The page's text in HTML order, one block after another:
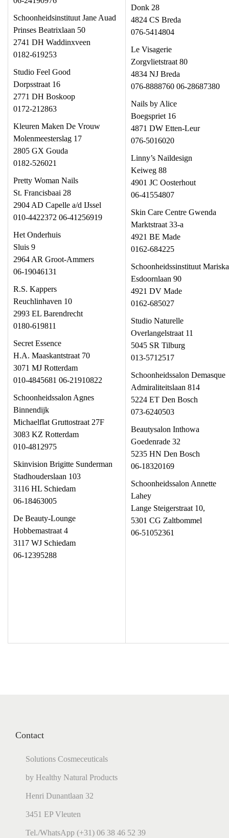
Schoonheidsinstituut Jane Auad
Prinses Beatrixlaan 50
2741 DH Waddinxveen
0182-619253
Studio Feel Good
Dorpsstraat 16
2771 DH Boskoop
0172-212863
Kleuren Maken De Vrouw
Molenmeesterslag 17
2805 GX Gouda
0182-526021
Pretty Woman Nails
St. Francisbaai 28
2904 AD Capelle a/d IJssel
010-4422372 06-41256919
Het Onderhuis
Sluis 9
2964 AR Groot-Ammers
06-19046131
R.S. Kappers
Reuchlinhaven 10
2993 EL Barendrecht
0180-619811
Secret Essence
H.A. Maaskantstraat 70
3071 MJ Rotterdam
010-4845681 06-21910822
Schoonheidssalon Agnes
Binnendijk
Michaelflat Gruttostraat 27F
3083 KZ Rotterdam
010-4812975
Skinvision Brigitte Sunderman
Stadhouderslaan 103
3116 HL Schiedam
06-18463005
De Beauty-Lounge
Hobbemastraat 4
3117 WJ Schiedam
06-12395288
Donk 28
4824 CS Breda
076-5414804
Le Visagerie
Zorgvlietstraat 80
4834 NJ Breda
076-8888760 06-28687380
Nails by Alice
Boegspriet 16
4871 DW Etten-Leur
076-5016020
Linny’s Naildesign
Keiweg 88
4901 JC Oosterhout
06-41554807
Skin Care Centre Gwenda
Marktstraat 33-a
4921 BE Made
0162-684225
Schoonheidssinstituut Mariska
Esdoornlaan 90
4921 DV Made
0162-685027
Studio Naturelle
Overlangelstraat 11
5045 SR Tilburg
013-5712517
Schoonheidssalon Demasque
Admiraliteitslaan 814
5224 ET Den Bosch
073-6240503
Beautysalon Inthowa
Goedenrade 32
5235 HN Den Bosch
06-18320169
Schoonheidssalon Annette
Lahey
Lange Steigerstraat 10,
5301 CG Zaltbommel
06-51052361
Contact
Solutions Cosmeceuticals
by Healthy Natural Products
Henri Dunantlaan 32
3451 EP Vleuten
Tel./WhatsApp (+31) 06 38 46 52 39